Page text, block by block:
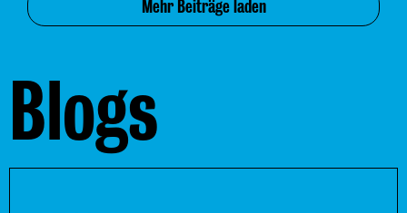
Mehr Beiträge laden
Blogs